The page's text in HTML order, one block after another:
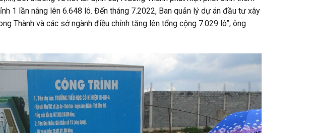
1 lần nâng lên 6.648 lô. Đến tháng 7.2022, Ban quản lý dự án đầu tư xây
Thành và các sở ngành điều chỉnh tăng lên tổng cộng 7.029 lô”, ông